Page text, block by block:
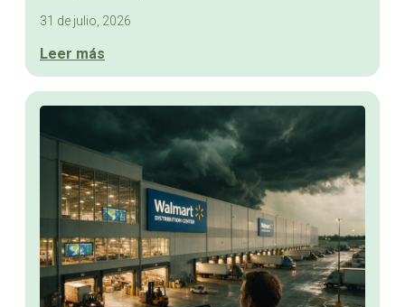
31 de julio, 2026
Leer más